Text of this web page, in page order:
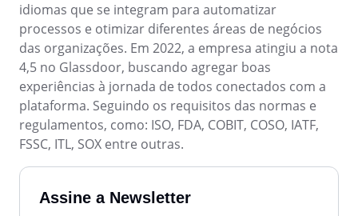
idiomas que se integram para automatizar
processos e otimizar diferentes áreas de negócios
das organizações. Em 2022, a empresa atingiu a nota
4,5 no Glassdoor, buscando agregar boas
experiências à jornada de todos conectados com a
plataforma. Seguindo os requisitos das normas e
regulamentos, como: ISO, FDA, COBIT, COSO, IATF,
FSSC, ITL, SOX entre outras.
Assine a Newsletter